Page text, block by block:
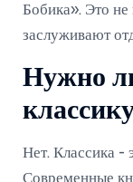
Бобика». Это не
заслуживают
Нужно
Нет. Классика -
Современные